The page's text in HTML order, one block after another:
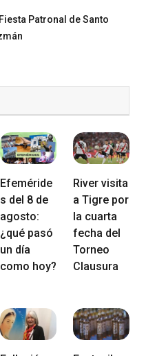
Patronal de Santo
Efeméride
s del 8 de
agosto:
¿qué pasó
un día
como hoy?
River visita
a Tigre por
la cuarta
fecha del
Torneo
Clausura